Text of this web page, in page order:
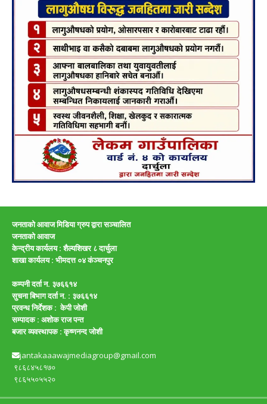
जनताको आवाज मिडिया ग्रुप द्वारा सञ्चालित
जनताको आवाज
केन्द्रीय कार्यलय : शैल्यशिखर ८ दार्चुला
शाखा कार्यलय : भीमदत्त ०४ कंञ्चनपुर
कम्पनी दर्ता न. ३७६६१४
सुचना बिभाग दर्ता न. : ३७६६१४
प्रवन्ध निर्देशक : केपी जाेशी
सम्पादक : अशाेक राज पन्त
बजार व्यवस्थापक : कृष्णनन्द जाेशी
jantakaaawajmediagroup@gmail.com
९८६८४५८१७०
९८६५५०५५२०